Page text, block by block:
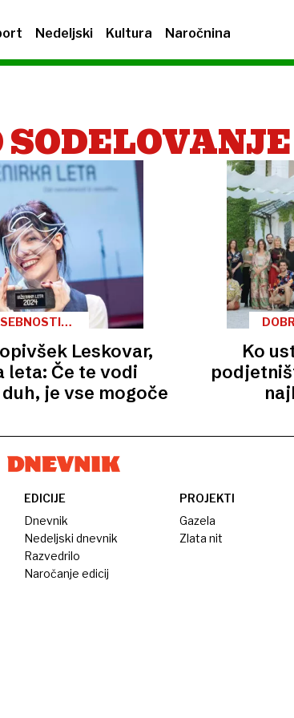
Nedeljski Kultura Naročnina
Leskovar,
leta: Če te vodi
je vse mogoče
Ko
EDICIJE
Dnevnik
Nedeljski dnevnik
Razvedrilo
Naročanje edicij
PROJEKTI
Gazela
Zlata nit